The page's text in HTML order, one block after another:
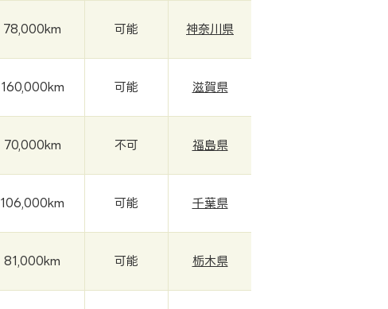
78,000km 可能 神奈川県
160,000km 可能 滋賀県
70,000km 不可 福島県
106,000km 可能 千葉県
81,000km 可能 栃木県